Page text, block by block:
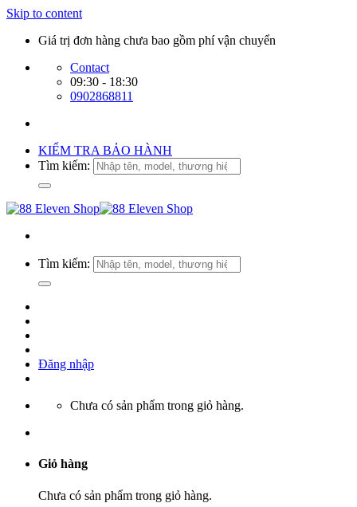
Skip to content
Giá trị đơn hàng chưa bao gồm phí vận chuyển
Contact
09:30 - 18:30
0902868811
KIỂM TRA BẢO HÀNH
Tìm kiếm:
Tìm kiếm:
Đăng nhập
Chưa có sản phẩm trong giỏ hàng.
Giỏ hàng
Chưa có sản phẩm trong giỏ hàng.